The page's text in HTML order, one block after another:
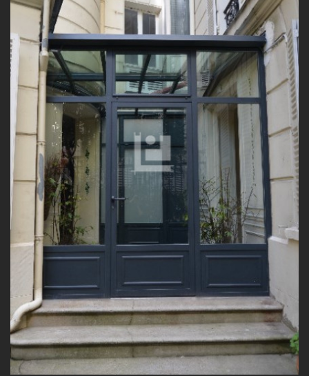
NOS RÉFÉRENCES
ACTUALITÉS/ PRESSE
CONTACT